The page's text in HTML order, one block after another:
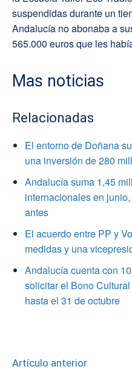
suspendidas durante un
Andalucía no abonaba a
565.000 euros que les
Mas noticias
Relacionadas
El entorno de Doñana
una inversión de 280
Andalucía suma 1,45
internacionales en
antes
El acuerdo entre PP y
medidas y una
Andalucía cuenta con
solicitar el Bono
hasta el 31 de octubre
Artículo anterior